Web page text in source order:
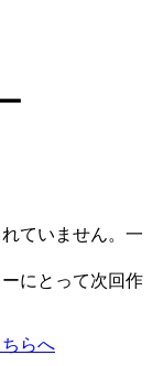
ていません。一
にとって次回作
らへ